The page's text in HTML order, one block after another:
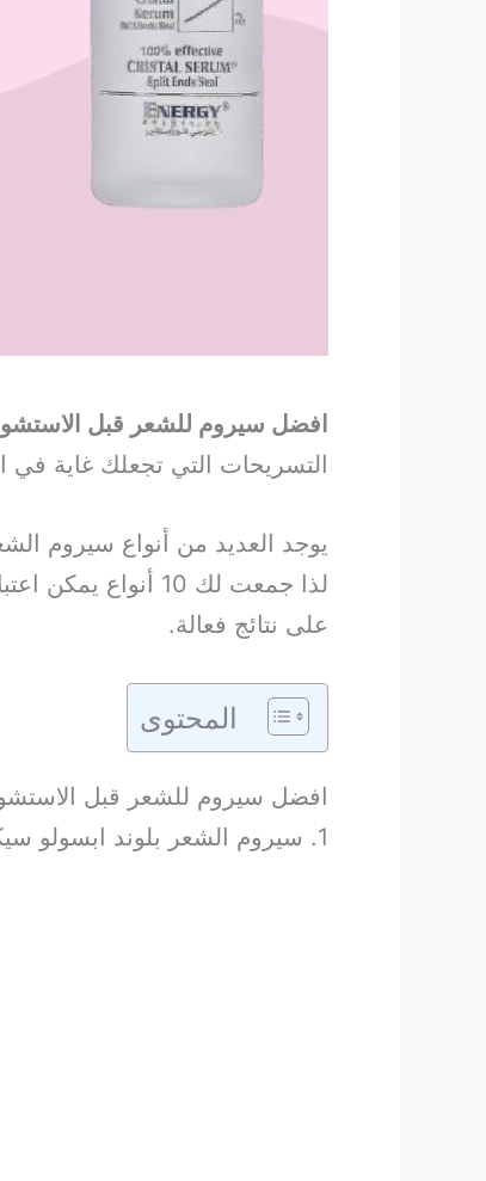
افضل سيروم للشعر قبل
التسريحات التي تجعلك غاية في
يوجد العديد من أنواع سيروم
لذا جمعت لك 10 أنواع يمكن اعتبارها
على نتائج فعالة.
المحتوى
افضل سيروم للشعر قبل
1. سيروم الشعر بلوند ابسولو سيكابلاسم من كيراستاس